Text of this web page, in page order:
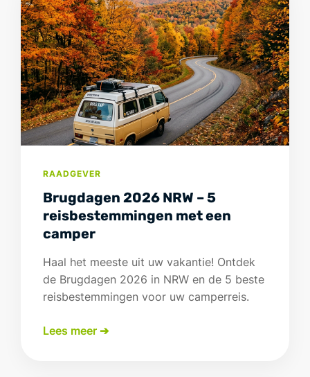
RAADGEVER
Brugdagen 2026 NRW – 5
reisbestemmingen met een
camper
Haal het meeste uit uw vakantie! Ontdek
de Brugdagen 2026 in NRW en de 5 beste
reisbestemmingen voor uw camperreis.
Lees meer ➔